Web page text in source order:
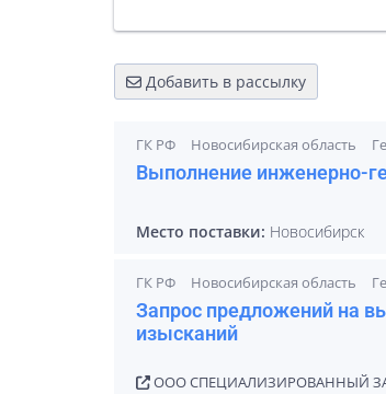
Добавить в рассылку
ГК РФ Новосибирская область
Выполнение инженерно-
Место поставки: Новосибирск
ГК РФ Новосибирская область
Запрос предложений на
изысканий
ООО СПЕЦИАЛИЗИРОВАННЫЙ